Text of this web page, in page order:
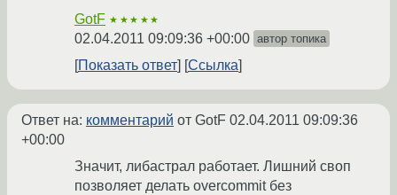
GotF ★★★★★
02.04.2011 09:09:36 +00:00 автор топика
Показать ответ Ссылка
Ответ на: комментарий от GotF 02.04.2011 09:09:36
+00:00
Значит, либастрал работает. Лишний своп
позволяет делать overcommit без